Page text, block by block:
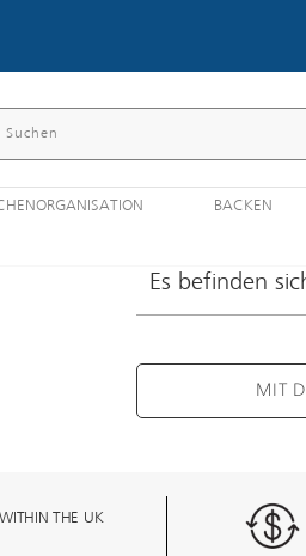
BACKEN
Es befinden
MIT
WITHIN THE UK